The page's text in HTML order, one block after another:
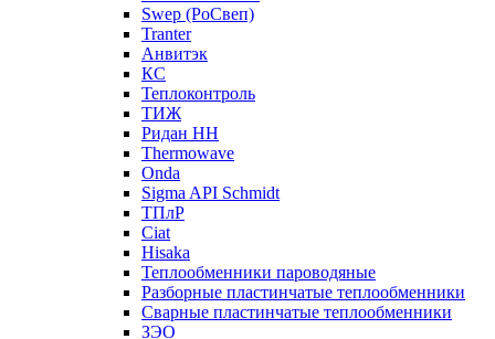
Swep (РоСвеп)
Tranter
Анвитэк
КС
Теплоконтроль
ТИЖ
Ридан НН
Thermowave
Onda
Sigma API Schmidt
ТПлР
Ciat
Hisaka
Теплообменники пароводяные
Разборные пластинчатые теплообменники
Сварные пластинчатые теплообменники
ЗЭО